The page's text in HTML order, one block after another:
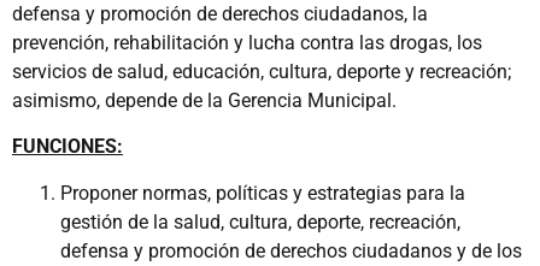
defensa y promoción de derechos ciudadanos, la
prevención, rehabilitación y lucha contra las drogas, los
servicios de salud, educación, cultura, deporte y recreación;
asimismo, depende de la Gerencia Municipal.
FUNCIONES:
Proponer normas, políticas y estrategias para la
gestión de la salud, cultura, deporte, recreación,
defensa y promoción de derechos ciudadanos y de los